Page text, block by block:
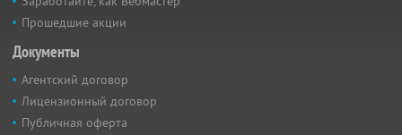
Прошедшие акции
Документы
Агентский договор
Лицензионный договор
Публичная оферта